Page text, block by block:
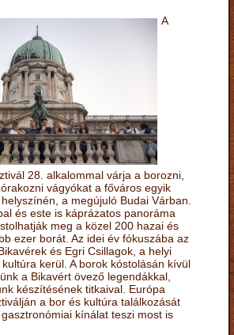
A
28. alkalommal várja a borozni,
vágyókat a főváros egyik
a megújuló Budai Várban.
és este is káprázatos panoráma
meg a közel 200 hazai és
ezer borát. Az idei év fókuszába az
és Egri Csillagok, a helyi
kerül. A borok kóstolásán kívül
a Bikavért övező legendákkal,
készítésének titkaival. Európa
a bor és kultúra találkozását
kínálat teszi most is